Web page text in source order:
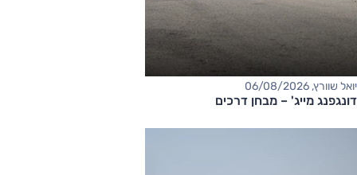
יואל שוורץ, 06/08/2026
דונגפנג מייג' – מבחן דרכים